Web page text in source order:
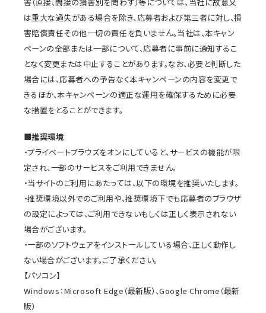
は重大な過失がある場合を除き、応募者および第三者に対し、損
害賠償責任その他一切の責任を負いません。当社は、本キャン
ペーンの全部または一部について、応募者に事前に通知するこ
となく変更または中止することがあります。なお、必要と判断した
場合には、応募者への予告なく本キャンペーンの内容を変更で
きるほか、本キャンペーンの適正な運用を確保するために必要
な措置をとることができます。
■推奨環境
・プライベートブラウズをオンにしていると、サービスの機能が限
定され、一部のサービスをご利用できません。
・当サイトのご利用にあたっては、以下の環境を推奨いたします。
・推奨環境以外でのご利用や、推奨環境下でも応募者のブラウザ
の設定によっては、ご利用できないもしくは正しく表示されない
場合がございます。
・一部のソフトウェアをインストールしている場合、正しく動作し
ない場合がございます。ご了承ください。
【パソコン】
Windows：Microsoft Edge（最新版）、Google Chrome（最新
版）